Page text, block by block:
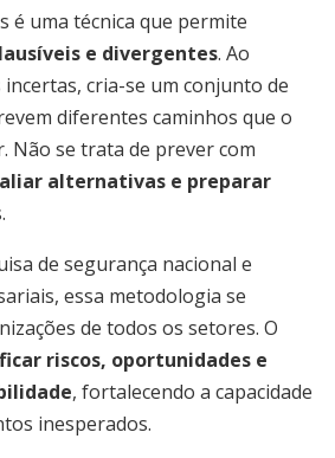
é uma técnica que permite
e divergentes. Ao
cria-se um conjunto de
diferentes caminhos que o
Não se trata de prever com
alternativas e preparar
de segurança nacional e
essa metodologia se
de todos os setores. O
riscos, oportunidades e
, fortalecendo a capacidade
inesperados.